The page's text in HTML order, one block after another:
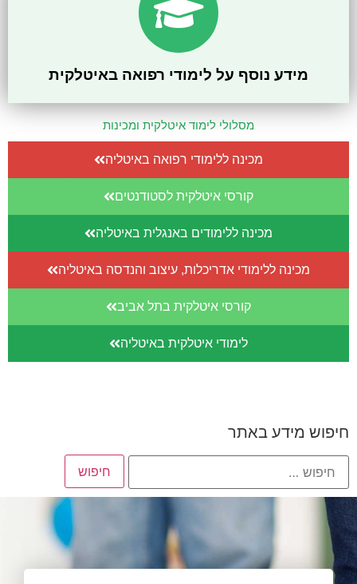
מידע נוסף על לימודי רפואה באיטלקית
מסלולי לימוד איטלקית ומכינות
מכינה ללימודי רפואה באיטליה
קורסי איטלקית לסטודנטים
מכינה ללימודים באנגלית באיטליה
מכינה ללימודי אדריכלות, עיצוב והנדסה באיטליה
קורסי איטלקית בתל אביב
לימודי איטלקית באיטליה
חיפוש מידע באתר